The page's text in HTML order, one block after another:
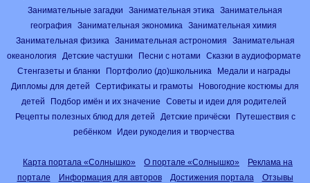
Занимательные загадки
Занимательная этика
Занимательная
география
Занимательная экономика
Занимательная химия
Занимательная физика
Занимательная астрономия
Занимательная
океанология
Детские частушки Песни с нотами
Сказки в аудиоформате
Стенгазеты и бланки
Портфолио (до)школьника
Медали и награды
Дипломы для детей
Сертификаты и грамоты
Новогодние костюмы для
детей
Подбор имён и их значение
Советы и идеи для родителей
Рецепты полезных блюд для детей
Детские причёски
Путешествия с
ребёнком
Идеи рукоделия и творчества
Карта портала «Солнышко» О портале «Солнышко»
Реклама на
портале
Информация для авторов Достижения портала
Отзывы